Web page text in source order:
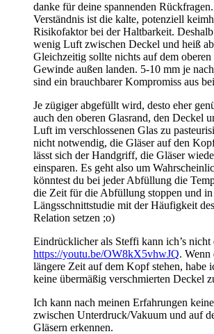
danke für deine spannenden
Verständnis ist die kalte, potenziell
Risikofaktor bei der Haltbarkeit.
wenig Luft zwischen Deckel und heiß
Gleichzeitig sollte nichts auf dem
Gewinde außen landen. 5-10 mm je
sind ein brauchbarer Kompromiss aus
Je zügiger abgefüllt wird, desto eher
auch den oberen Glasrand, den Deckel
Luft im verschlossenen Glas zu
nicht notwendig, die Gläser auf den
lässt sich der Handgriff, die Gläser
einsparen. Es geht also um
könntest du bei jeder Abfüllung die
die Zeit für die Abfüllung stoppen und in
Längsschnittstudie mit der Häufigkeit
Relation setzen ;o)
Eindrücklicher als Steffi kann ich’s nicht
https://youtu.be/OW8kX5vhwJQ. Wenn
längere Zeit auf dem Kopf stehen, habe
keine übermäßig verschmierten Deckel
Ich kann nach meinen Erfahrungen
zwischen Unterdruck/Vakuum und auf
Gläsern erkennen.